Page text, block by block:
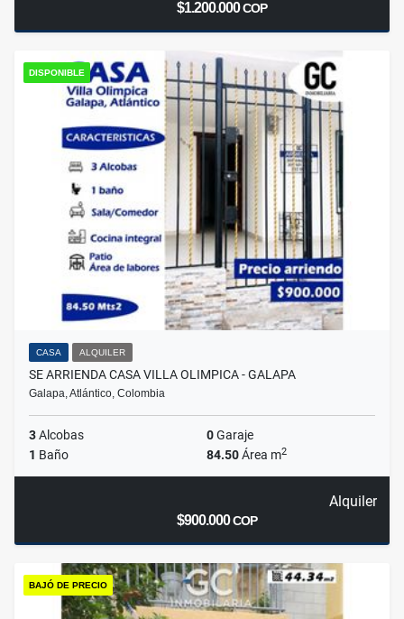
$1.200.000COP
DISPONIBLE
CASA ALQUILER
SE ARRIENDA CASA VILLA OLIMPICA - GALAPA
Galapa, Atlántico, Colombia
3Alcobas 0Garaje
1 Baño 84.50Área m2
Alquiler
$900.000COP
BAJÓ DE PRECIO